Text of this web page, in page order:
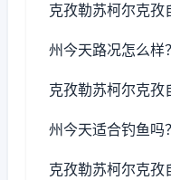
克孜勒苏柯尔克孜
州今天路况怎么样？
克孜勒苏柯尔克孜
州今天适合钓鱼吗？
克孜勒苏柯尔克孜